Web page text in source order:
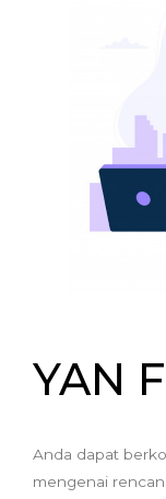
YAN
Anda dapat
mengenai